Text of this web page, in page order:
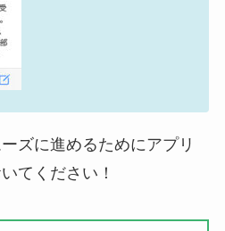
ズに進めるためにアプリ
てください！